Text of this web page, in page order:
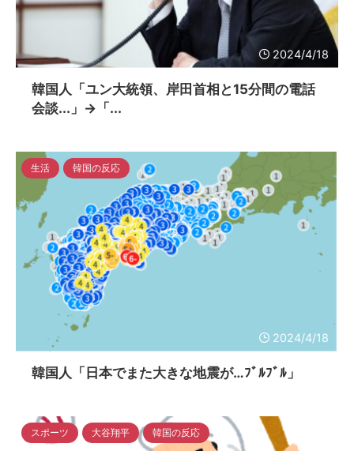
2024/4/18
韓国人「ユン大統領、岸田首相と15分間の電話
会談...」→「...
2024/4/18
生活 韓国の反応
韓国人「日本でまた大きな地震が…ﾌﾞﾙﾌﾞﾙ」
スポーツ 大谷翔平 韓国の反応